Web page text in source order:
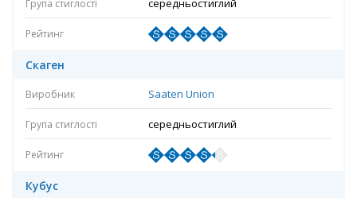
середньостиглий
Скаген
Saaten Union
середньостиглий
Кубус